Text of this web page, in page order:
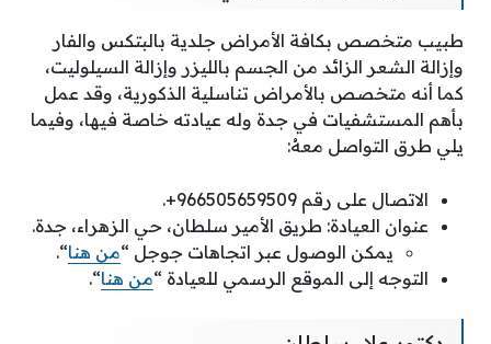
طبيب متخصص بكافة الأمراض جلدية بالبتكس والفار
وإزالة الشعر الزائد من الجسم بالليزر وإزالة السيلوليت،
كما أنه متخصص بالأمراض تناسلية الذكورية، وقد عمل
بأهم المستشفيات في جدة وله عيادته خاصة فيها، وفيما
يلي طرق التواصل معهُ:
الاتصال على رقم 966505659509+.
عنوان العيادة: طريق الأمير سلطان، حي الزهراء، جدة.
يمكن الوصول عبر اتجاهات جوجل “من هنا“.
التوجه إلى الموقع الرسمي للعيادة “من هنا“.